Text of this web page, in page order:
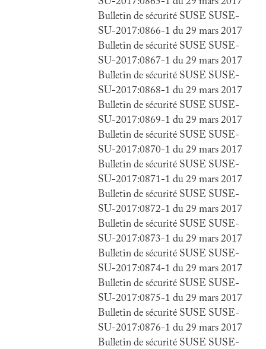
Bulletin de sécurité SUSE SUSE-
SU-2017:0866-1 du 29 mars 2017
Bulletin de sécurité SUSE SUSE-
SU-2017:0867-1 du 29 mars 2017
Bulletin de sécurité SUSE SUSE-
SU-2017:0868-1 du 29 mars 2017
Bulletin de sécurité SUSE SUSE-
SU-2017:0869-1 du 29 mars 2017
Bulletin de sécurité SUSE SUSE-
SU-2017:0870-1 du 29 mars 2017
Bulletin de sécurité SUSE SUSE-
SU-2017:0871-1 du 29 mars 2017
Bulletin de sécurité SUSE SUSE-
SU-2017:0872-1 du 29 mars 2017
Bulletin de sécurité SUSE SUSE-
SU-2017:0873-1 du 29 mars 2017
Bulletin de sécurité SUSE SUSE-
SU-2017:0874-1 du 29 mars 2017
Bulletin de sécurité SUSE SUSE-
SU-2017:0875-1 du 29 mars 2017
Bulletin de sécurité SUSE SUSE-
SU-2017:0876-1 du 29 mars 2017
Bulletin de sécurité SUSE SUSE-